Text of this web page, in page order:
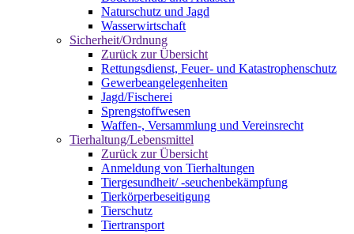
Naturschutz und Jagd
Wasserwirtschaft
Sicherheit/Ordnung
Zurück zur Übersicht
Rettungsdienst, Feuer- und Katastrophenschutz
Gewerbeangelegenheiten
Jagd/Fischerei
Sprengstoffwesen
Waffen-, Versammlung und Vereinsrecht
Tierhaltung/Lebensmittel
Zurück zur Übersicht
Anmeldung von Tierhaltungen
Tiergesundheit/ -seuchenbekämpfung
Tierkörperbeseitigung
Tierschutz
Tiertransport